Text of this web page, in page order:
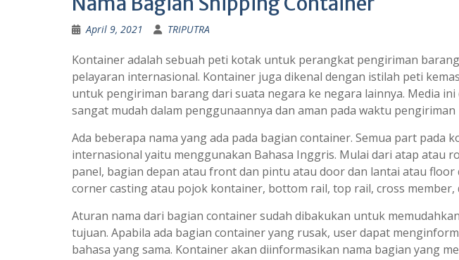
April 9, 2021 TRIPUTRA
Kontainer adalah sebuah peti kotak untuk perangkat pengiriman
pelayaran internasional. Kontainer juga dikenal dengan istilah peti
untuk pengiriman barang dari suata negara ke negara lainnya. Media
sangat mudah dalam penggunaannya dan aman pada waktu pengiriman
Ada beberapa nama yang ada pada bagian container. Semua part pada
internasional yaitu menggunakan Bahasa Inggris. Mulai dari atap atau
panel, bagian depan atau front dan pintu atau door dan lantai atau floor
corner casting atau pojok kontainer, bottom rail, top rail, cross member,
Aturan nama dari bagian container sudah dibakukan untuk
tujuan. Apabila ada bagian container yang rusak, user dapat
bahasa yang sama. Kontainer akan diinformasikan nama bagian yang